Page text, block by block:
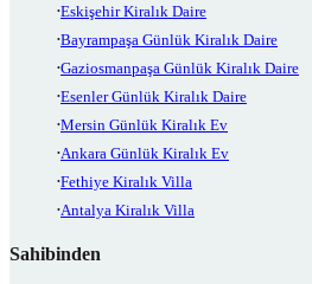
Eskişehir Kiralık Daire
Bayrampaşa Günlük Kiralık Daire
Gaziosmanpaşa Günlük Kiralık Daire
Esenler Günlük Kiralık Daire
Mersin Günlük Kiralık Ev
Ankara Günlük Kiralık Ev
Fethiye Kiralık Villa
Antalya Kiralık Villa
Sahibinden